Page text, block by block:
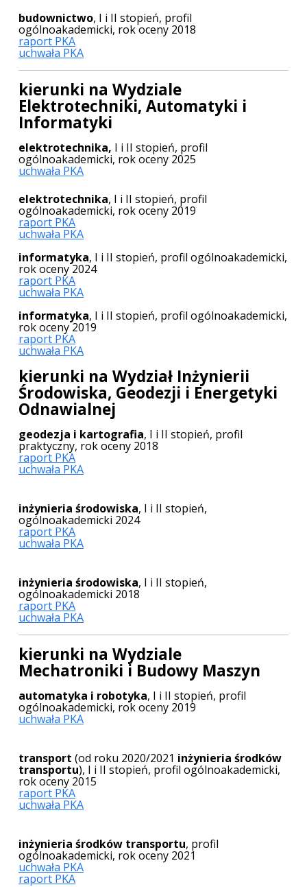
budownictwo, I i II stopień, profil
ogólnoakademicki, rok oceny 2018
raport PKA
uchwała PKA
kierunki na Wydziale
Elektrotechniki, Automatyki i
Informatyki
elektrotechnika, I i II stopień, profil
ogólnoakademicki, rok oceny 2025
uchwała PKA
elektrotechnika, I i II stopień, profil
ogólnoakademicki, rok oceny 2019
raport PKA
uchwała PKA
informatyka, I i II stopień, profil ogólnoakademicki,
rok oceny 2024
raport PKA
uchwała PKA
informatyka, I i II stopień, profil ogólnoakademicki,
rok oceny 2019
raport PKA
uchwała PKA
kierunki na Wydział Inżynierii
Środowiska, Geodezji i Energetyki
Odnawialnej
geodezja i kartografia, I i II stopień, profil
praktyczny, rok oceny 2018
raport PKA
uchwała PKA
inżynieria środowiska, I i II stopień,
ogólnoakademicki 2024
raport PKA
uchwała PKA
inżynieria środowiska, I i II stopień,
ogólnoakademicki 2018
raport PKA
uchwała PKA
kierunki na Wydziale
Mechatroniki i Budowy Maszyn
automatyka i robotyka, I i II stopień, profil
ogólnoakademicki, rok oceny 2019
uchwała PKA
transport (od roku 2020/2021 inżynieria środków
transportu), I i II stopień, profil ogólnoakademicki,
rok oceny 2015
raport PKA
uchwała PKA
inżynieria środków transportu, profil
ogólnoakademicki, rok oceny 2021
uchwała PKA
raport PKA